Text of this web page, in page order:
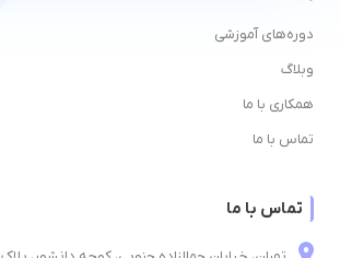
دوره‌های آموزشی
وبلاگ
همکاری با ما
تماس با ما
تماس با ما